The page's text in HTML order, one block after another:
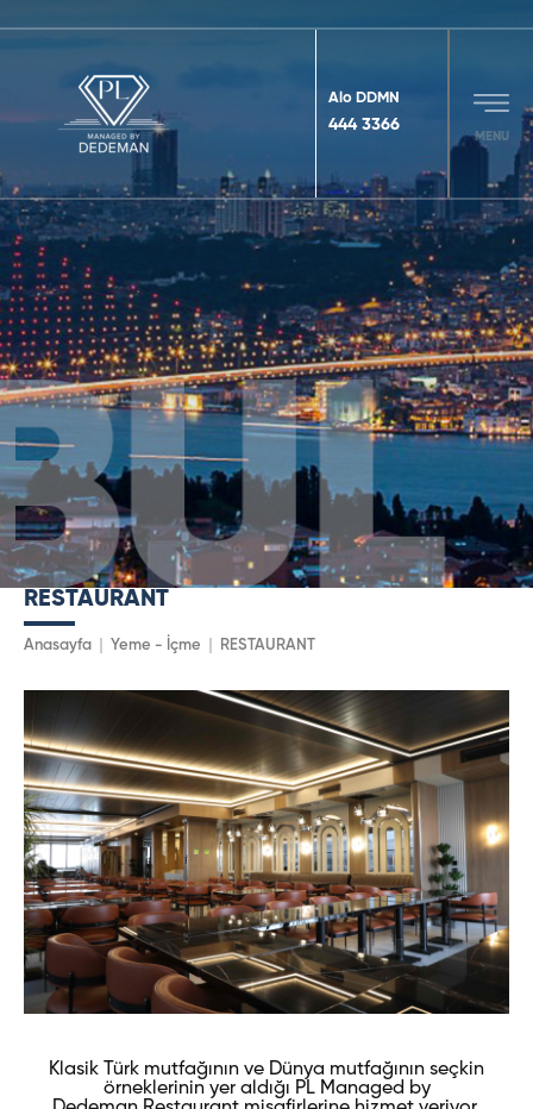
Alo DDMN
444 3366
MENU
RESTAURANT
Anasayfa Yeme - İçme RESTAURANT
Klasik Türk mutfağının ve Dünya mutfağının seçkin
örneklerinin yer aldığı PL Managed by